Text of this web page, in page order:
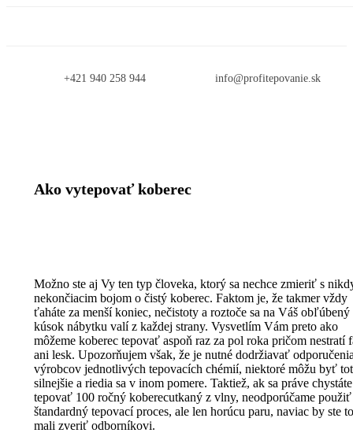
+421 940 258 944 info@profitepovanie.sk
Ako vytepovať koberec
Možno ste aj Vy ten typ človeka, ktorý sa nechce zmieriť s
nekončiacim bojom o čistý koberec. Faktom je, že takmer vždy
ťaháte za menší koniec, nečistoty a roztoče sa na Váš obľúbený
kúsok nábytku valí z každej strany. Vysvetlím Vám preto ako
môžeme koberec tepovať aspoň raz za pol roka pričom nestratí
ani lesk. Upozorňujem však, že je nutné dodržiavať
výrobcov jednotlivých tepovacích chémií, niektoré môžu byť
silnejšie a riedia sa v inom pomere. Taktiež, ak sa práve chystáte
tepovať 100 ročný koberecutkaný z vlny, neodporúčame použiť
štandardný tepovací proces, ale len horúcu paru, naviac by ste to
mali zveriť odborníkovi.